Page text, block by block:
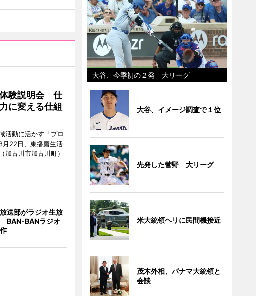
体験説明会 仕
に変える仕組
活動に活かす「プロ
月22日、東播磨生活
加古川市加古川町）
送部がラジオ生放
BAN-BANラジオ
大谷、今季初の２発 大リーグ
大谷、イメージ調査で１位
先発した菅野 大リーグ
米大統領ヘリに民間機接近
茂木外相、パナマ大統領と
会談